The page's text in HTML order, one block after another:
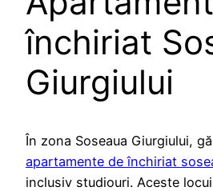
închiriat
Giurgiului
În zona Soseaua Giurgiului,
apartamente de închiriat
inclusiv studiouri. Aceste